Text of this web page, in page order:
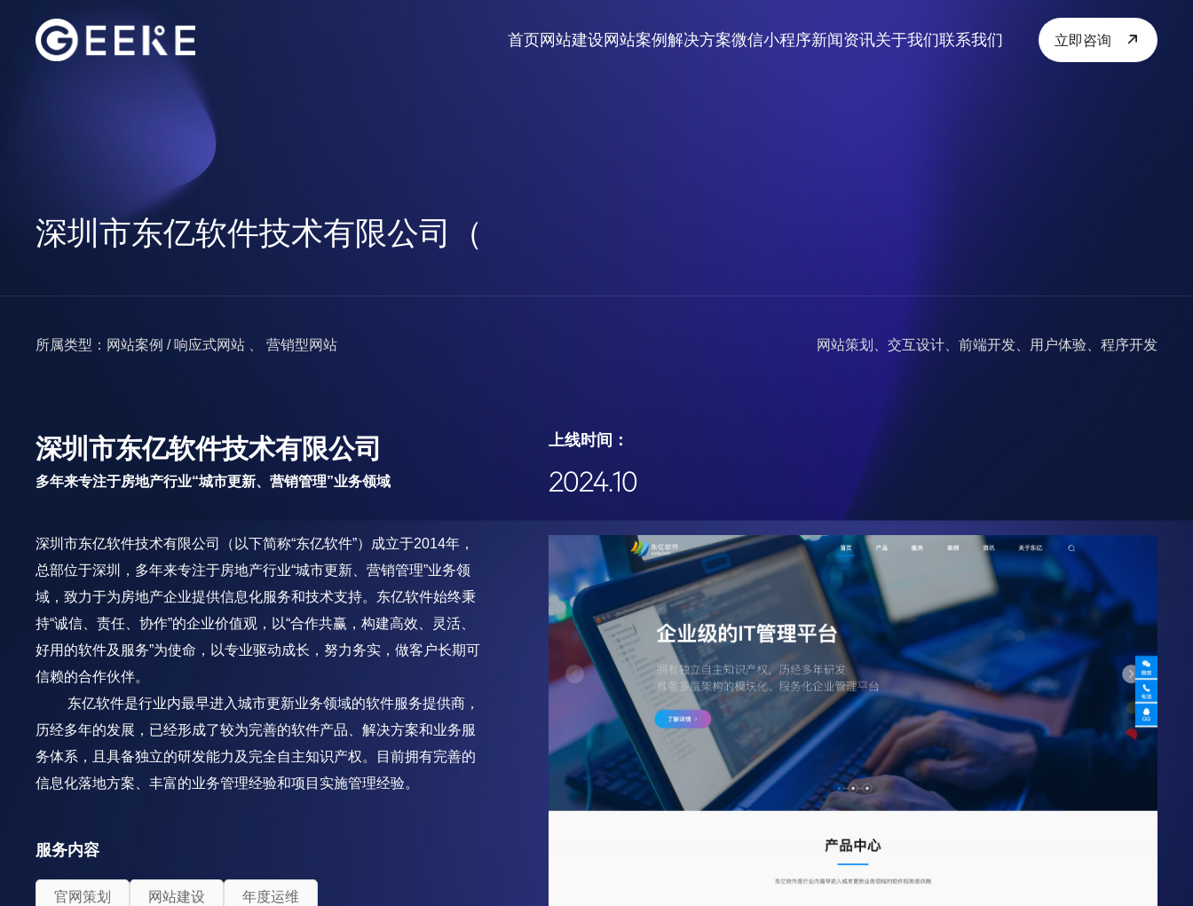
首页 网站建设 网站案例 解决方案微信小程序新闻资讯关于我们联系我们 立即咨询
深圳市东亿软件技术有限公司（
所属类型：网站案例 / 响应式网站 、 营销型网站 网站策划、交互设计、前端开发、用户体验、程序开发
深圳市东亿软件技术有限公司
多年来专注于房地产行业“城市更新、营销管理”业务领域
深圳市东亿软件技术有限公司（以下简称“东亿软件”）成立于2014年，
总部位于深圳，多年来专注于房地产行业“城市更新、营销管理”业务领
域，致力于为房地产企业提供信息化服务和技术支持。东亿软件始终秉
持“诚信、责任、协作”的企业价值观，以“合作共赢，构建高效、灵活、
好用的软件及服务”为使命，以专业驱动成长，努力务实，做客户长期可
信赖的合作伙伴。
东亿软件是行业内最早进入城市更新业务领域的软件服务提供商，
历经多年的发展，已经形成了较为完善的软件产品、解决方案和业务服
务体系，且具备独立的研发能力及完全自主知识产权。目前拥有完善的
信息化落地方案、丰富的业务管理经验和项目实施管理经验。
服务内容
官网策划 网站建设 年度运维
上线时间：
2024.10